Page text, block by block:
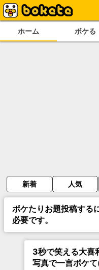
ホーム ボケる
新着 人気
ボケたりお題投稿する
必要です。
3秒で笑える大喜
写真で一言ボケ